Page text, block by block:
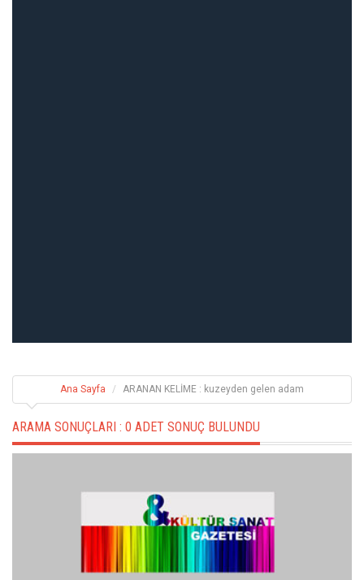
Ana Sayfa ARANAN KELİME : kuzeyden gelen adam
ARAMA SONUÇLARI : 0 ADET SONUÇ BULUNDU